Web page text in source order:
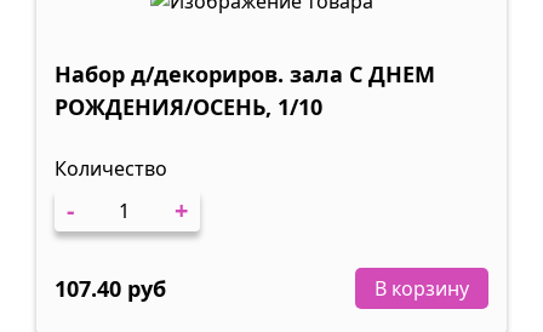
Набор д/декориров. зала С ДНЕМ
РОЖДЕНИЯ/ОСЕНЬ, 1/10
Количество
- +
107.40 руб В корзину